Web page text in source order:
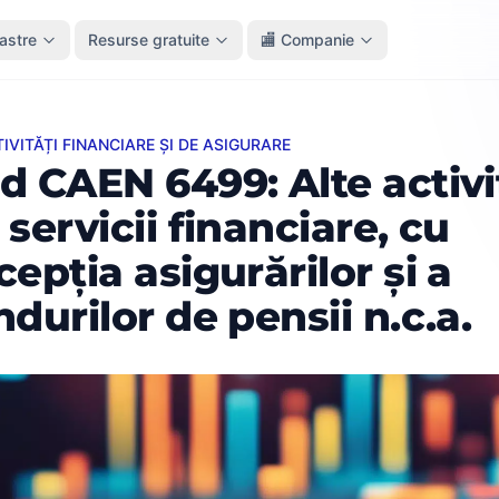
Resurse gratuite 🏬 Companie
6499: Alte activități de servicii financiare, cu excepția
FINANCIARE ȘI DE ASIGURARE
CAEN 6499: Alte
servicii financiare, cu
asigurărilor și a
de pensii n.c.a.